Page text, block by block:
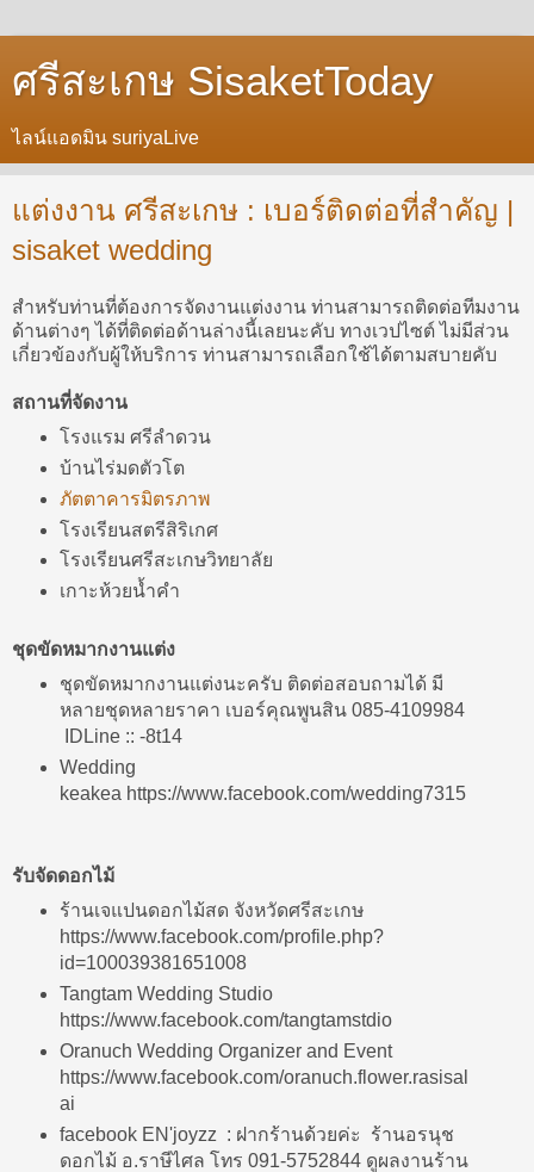
ศรีสะเกษ SisaketToday
ไลน์แอดมิน suriyaLive
แต่งงาน ศรีสะเกษ : เบอร์ติดต่อที่สำคัญ |
sisaket wedding
สำหรับท่านที่ต้องการจัดงานแต่งงาน ท่านสามารถติดต่อทีมงาน
ด้านต่างๆ ได้ที่ติดต่อด้านล่างนี้เลยนะคับ ทางเวปไซต์ ไม่มีส่วน
เกี่ยวข้องกับผู้ให้บริการ ท่านสามารถเลือกใช้ได้ตามสบายคับ
สถานที่จัดงาน
โรงแรม ศรีลำดวน
บ้านไร่มดตัวโต
ภัตตาคารมิตรภาพ
โรงเรียนสตรีสิริเกศ
โรงเรียนศรีสะเกษวิทยาลัย
เกาะห้วยน้ำคำ
ชุดขัดหมากงานแต่ง
ชุดขัดหมากงานแต่งนะครับ ติดต่อสอบถามได้ มี
หลายชุดหลายราคา เบอร์คุณพูนสิน 085-4109984
IDLine :: -8t14
Wedding
keakea https://www.facebook.com/wedding7315
รับจัดดอกไม้
ร้านเจแปนดอกไม้สด จังหวัดศรีสะเกษ
https://www.facebook.com/profile.php?
id=100039381651008
Tangtam Wedding Studio
https://www.facebook.com/tangtamstdio
Oranuch Wedding Organizer and Event
https://www.facebook.com/oranuch.flower.rasisal
ai
facebook EN'joyzz : ฝากร้านด้วยค่ะ ร้านอรนุช
ดอกไม้ อ.ราษีไศล โทร 091-5752844 ดูผลงานร้าน